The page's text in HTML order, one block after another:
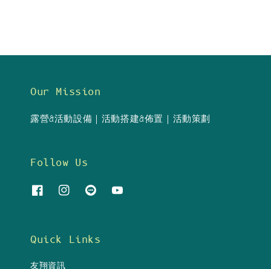
Our Mission
露營&活動設備｜活動搭建&佈置｜活動策劃
Follow Us
Quick Links
友翔資訊